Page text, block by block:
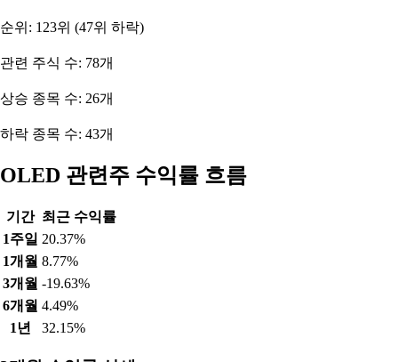
순위: 123위 (47위 하락)
관련 주식 수: 78개
상승 종목 수: 26개
하락 종목 수: 43개
OLED 관련주 수익률 흐름
기간 최근 수익률
1주일 20.37%
1개월 8.77%
3개월 -19.63%
6개월 4.49%
1년
32.15%